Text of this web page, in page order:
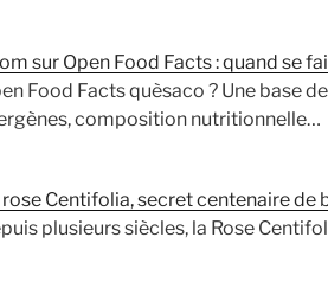
sur Open Food Facts : quand se
Food Facts quèsaco ? Une base
composition nutritionnelle…
rose Centifolia, secret centenaire de
plusieurs siècles, la Rose